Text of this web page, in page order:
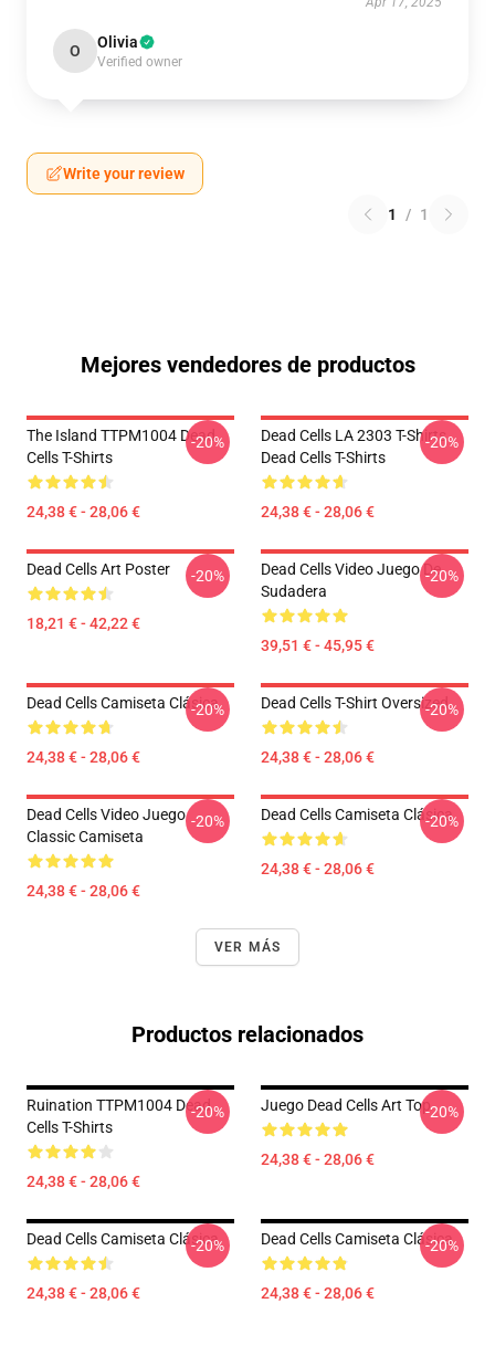
O Olivia
Verified owner
Write your review
1 / 1
Mejores vendedores de productos
The Island TTPM1004 Dead
Cells T-Shirts
24,38 € - 28,06 €
-20%
Dead Cells LA 2303 T-Shirts
Dead Cells T-Shirts
24,38 € - 28,06 €
-20%
Dead Cells Art Poster
18,21 € - 42,22 €
-20%
Dead Cells Video Juego De
Sudadera
39,51 € - 45,95 €
-20%
Dead Cells Camiseta Clásica
24,38 € - 28,06 €
-20% Dead Cells T-Shirt Oversized
24,38 € - 28,06 €
-20%
Dead Cells Video Juego
Classic Camiseta
24,38 € - 28,06 €
-20% Dead Cells Camiseta Clásica
24,38 € - 28,06 €
-20%
VER MÁS
Productos relacionados
Ruination TTPM1004 Dead
Cells T-Shirts
24,38 € - 28,06 €
-20% Juego Dead Cells Art Top
24,38 € - 28,06 €
-20%
Dead Cells Camiseta Clásica
24,38 € - 28,06 €
-20% Dead Cells Camiseta Clásica
24,38 € - 28,06 €
-20%